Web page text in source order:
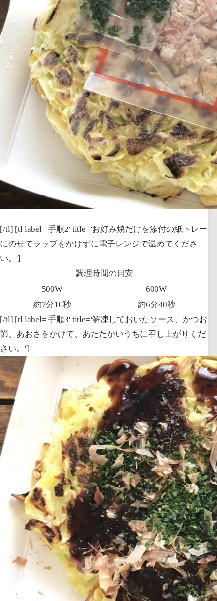
[/tl] [tl label='手順2' title='お好み焼だけを添付の紙トレー
にのせてラップをかけずに電子レンジで温めてくださ
い。']
調理時間の目安
500W
600W
約7分10秒
約6分40秒
[/tl] [tl label='手順3' title='解凍しておいたソース、かつお
節、あおさをかけて、あたたかいうちに召し上がりくだ
さい。']